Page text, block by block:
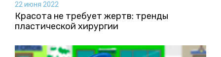
22 июня 2022
Красота не требует жертв: тренды
пластической хирургии